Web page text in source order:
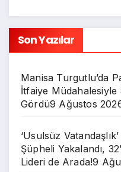
Son Yazılar
Manisa Turgutlu’da
İtfaiye
Gördü9 Ağustos
‘Usulsüz
Şüpheli Yakalandı,
Lideri de Arada!9